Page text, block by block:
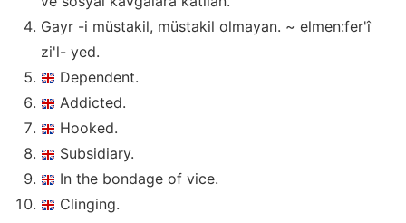
Gayr -i müstakil, müstakil olmayan. ~ elmen:fer'î
zi'l- yed.
Dependent.
Addicted.
Hooked.
Subsidiary.
In the bondage of vice.
Clinging.